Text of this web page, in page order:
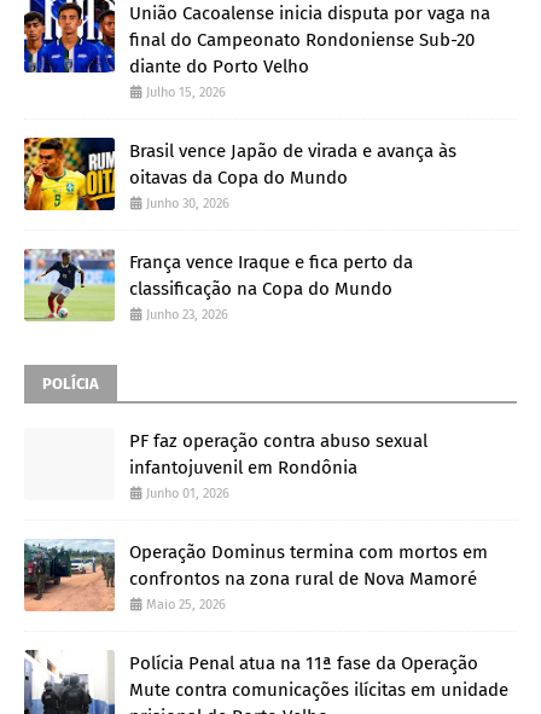
União Cacoalense inicia disputa por vaga na
final do Campeonato Rondoniense Sub-20
diante do Porto Velho
Julho 15, 2026
Brasil vence Japão de virada e avança às
oitavas da Copa do Mundo
Junho 30, 2026
França vence Iraque e fica perto da
classificação na Copa do Mundo
Junho 23, 2026
POLÍCIA
PF faz operação contra abuso sexual
infantojuvenil em Rondônia
Junho 01, 2026
Operação Dominus termina com mortos em
confrontos na zona rural de Nova Mamoré
Maio 25, 2026
Polícia Penal atua na 11ª fase da Operação
Mute contra comunicações ilícitas em unidade